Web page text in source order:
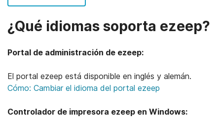
¿Qué idiomas soporta ezeep?
Portal de administración de ezeep:
El portal ezeep está disponible en inglés y alemán.
Cómo: Cambiar el idioma del portal ezeep
Controlador de impresora ezeep en Windows: